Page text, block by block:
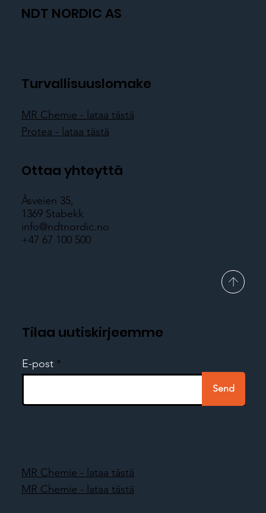
NDT NORDIC AS
Turvallisuuslomake
MR Chemie - lataa tästä
Protea - lataa tästä
Ottaa yhteyttä
Åsveien 35,
1369 Stabekk
info@ndtnordic.no
+47 67 100 500
Tilaa uutiskirjeemme
E-post
Send
MR Chemie - lataa tästä
MR Chemie - lataa tästä